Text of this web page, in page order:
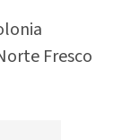
Fresco